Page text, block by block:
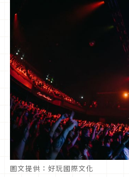
圖文提供：好玩國際文化